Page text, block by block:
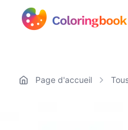
Page d'accueil